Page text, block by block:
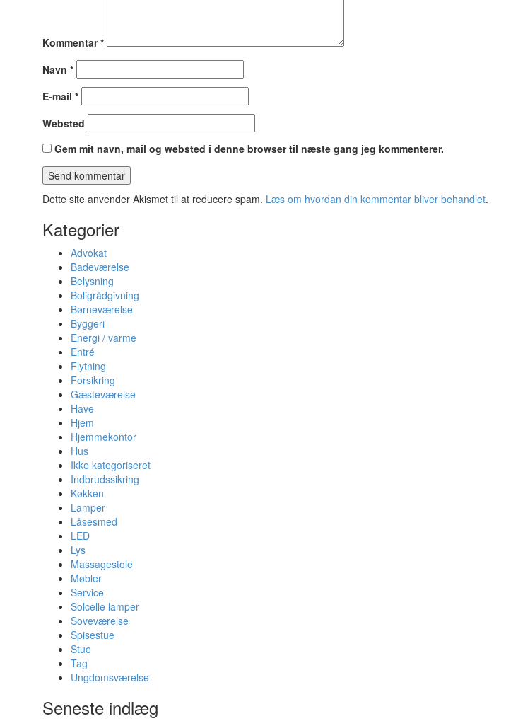
Kommentar*
Navn *
E-mail *
Websted
Gem mit navn, mail og websted i denne browser til næste gang jeg kommenterer.
Dette site anvender Akismet til at reducere spam. Læs om hvordan din kommentar bliver behandlet.
Kategorier
Advokat
Badeværelse
Belysning
Boligrådgivning
Børneværelse
Byggeri
Energi / varme
Entré
Flytning
Forsikring
Gæsteværelse
Have
Hjem
Hjemmekontor
Hus
Ikke kategoriseret
Indbrudssikring
Køkken
Lamper
Låsesmed
LED
Lys
Massagestole
Møbler
Service
Solcelle lamper
Soveværelse
Spisestue
Stue
Tag
Ungdomsværelse
Seneste indlæg